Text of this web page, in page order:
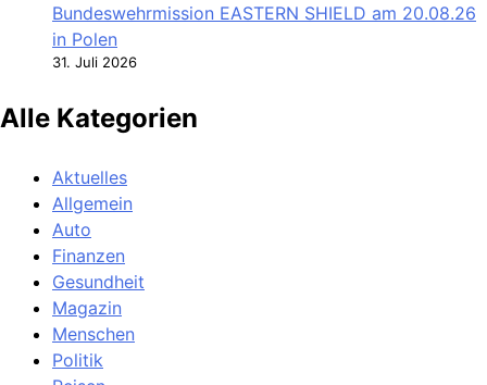
Bundeswehrmission EASTERN SHIELD am 20.08.26
in Polen
31. Juli 2026
Alle Kategorien
Aktuelles
Allgemein
Auto
Finanzen
Gesundheit
Magazin
Menschen
Politik